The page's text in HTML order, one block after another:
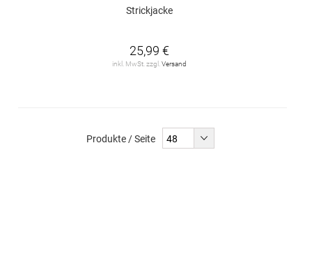
Strickjacke
25,99 €
inkl. MwSt. zzgl. Versand
Produkte / Seite